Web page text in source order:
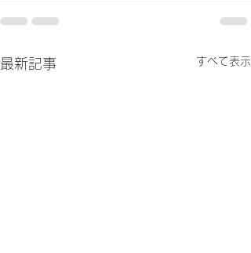
最新記事 すべて表示